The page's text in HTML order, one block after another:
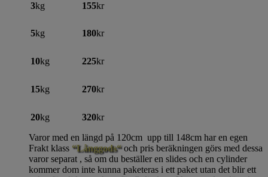
3kg 155kr
5kg 180kr
10kg 225kr
15kg 270kr
20kg 320kr
Varor med en längd på 120cm upp till 148cm har en egen
Frakt klass “Långgods“och pris beräkningen görs med dessa
varor separat , så om du beställer en slides och en cylinder
kommer dom inte kunna paketeras i ett paket utan det blir ett